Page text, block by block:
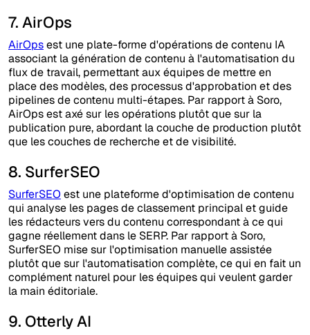
7. AirOps
AirOpsest une plate-forme d'opérations de contenu IA
associant la génération de contenu à l'automatisation du
flux de travail, permettant aux équipes de mettre en
place des modèles, des processus d'approbation et des
pipelines de contenu multi-étapes. Par rapport à Soro,
AirOps est axé sur les opérations plutôt que sur la
publication pure, abordant la couche de production plutôt
que les couches de recherche et de visibilité.
8. SurferSEO
SurferSEO est une plateforme d'optimisation de contenu
qui analyse les pages de classement principal et guide
les rédacteurs vers du contenu correspondant à ce qui
gagne réellement dans le SERP. Par rapport à Soro,
SurferSEO mise sur l'optimisation manuelle assistée
plutôt que sur l'automatisation complète, ce qui en fait un
complément naturel pour les équipes qui veulent garder
la main éditoriale.
9. Otterly AI